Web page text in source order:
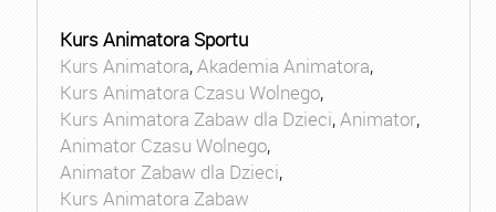
Kurs Animatora Sportu
Kurs Animatora,Akademia Animatora,
Kurs Animatora Czasu Wolnego,
Kurs Animatora Zabaw dla Dzieci,Animator,
Animator Czasu Wolnego,
Animator Zabaw dla Dzieci,
Kurs Animatora Zabaw